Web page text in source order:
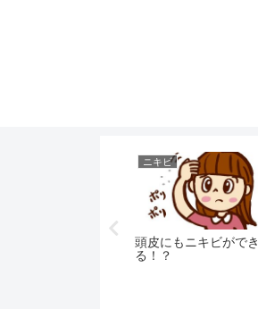
ニキビ
頭皮にもニキビができ
る！？